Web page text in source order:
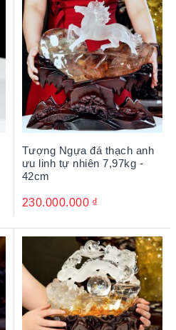
Tượng Ngựa đá thạch anh
ưu linh tự nhiên 7,97kg -
42cm
230.000.000 ₫